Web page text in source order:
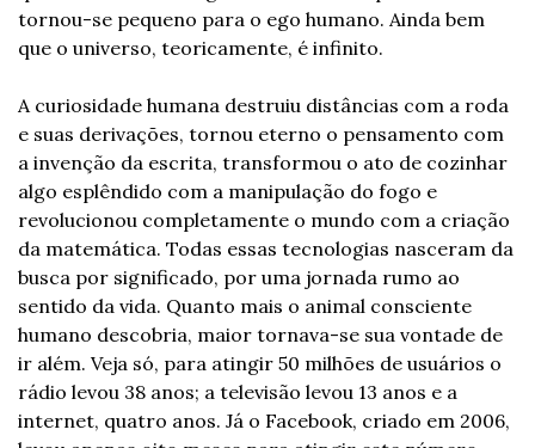
tornou-se pequeno para o ego humano. Ainda bem
que o universo, teoricamente, é infinito.
A curiosidade humana destruiu distâncias com a roda
e suas derivações, tornou eterno o pensamento com
a invenção da escrita, transformou o ato de cozinhar
algo esplêndido com a manipulação do fogo e
revolucionou completamente o mundo com a criação
da matemática. Todas essas tecnologias nasceram da
busca por significado, por uma jornada rumo ao
sentido da vida. Quanto mais o animal consciente
humano descobria, maior tornava-se sua vontade de
ir além. Veja só, para atingir 50 milhões de usuários o
rádio levou 38 anos; a televisão levou 13 anos e a
internet, quatro anos. Já o Facebook, criado em 2006,